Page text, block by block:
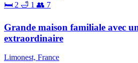
🛏 2 🛁 1 👥 7
Grande maison familiale avec
extraordinaire
Limonest, France